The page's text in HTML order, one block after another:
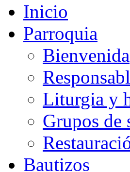
Inicio
Parroquia
Bienvenida
Liturgia y
Grupos de
Bautizos